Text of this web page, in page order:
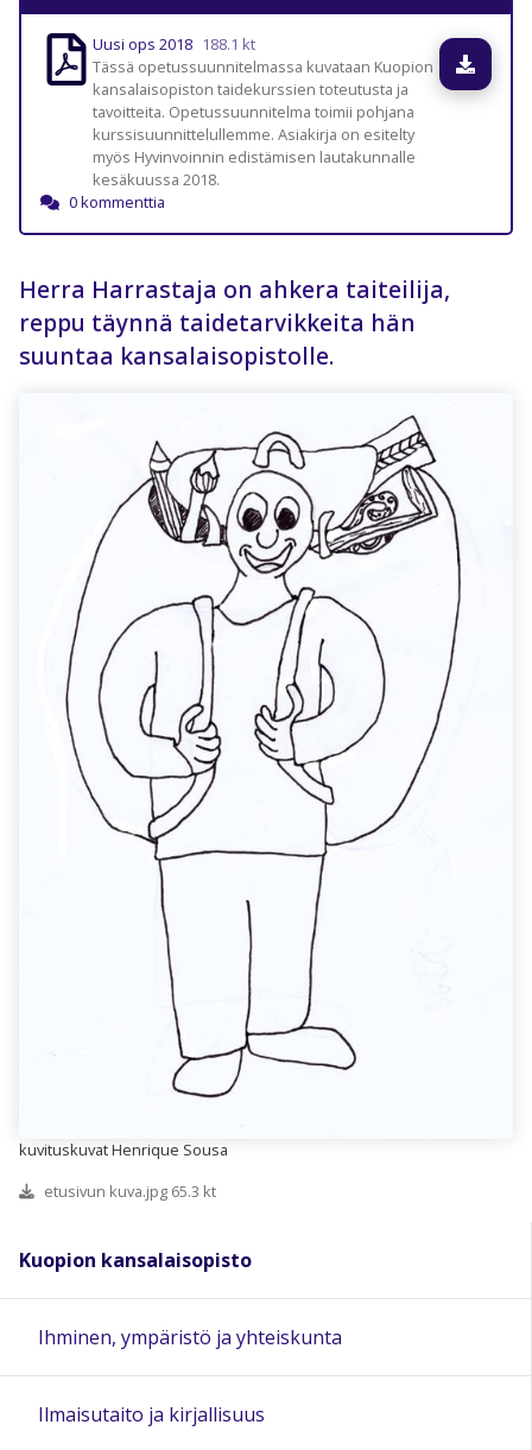
Uusi ops 2018 188.1 kt
Tässä opetussuunnitelmassa kuvataan Kuopion
kansalaisopiston taidekurssien toteutusta ja
tavoitteita. Opetussuunnitelma toimii pohjana
kurssisuunnittelullemme. Asiakirja on esitelty
myös Hyvinvoinnin edistämisen lautakunnalle
kesäkuussa 2018.
0 kommenttia
Herra Harrastaja on ahkera taiteilija,
reppu täynnä taidetarvikkeita hän
suuntaa kansalaisopistolle.
kuvituskuvat Henrique Sousa
etusivun kuva.jpg 65.3 kt
Kuopion kansalaisopisto
Ihminen, ympäristö ja yhteiskunta
Ilmaisutaito ja kirjallisuus